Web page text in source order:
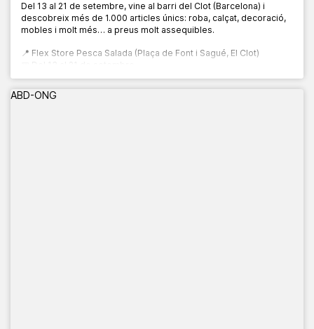
Del 13 al 21 de setembre, vine al barri del Clot (Barcelona) i
descobreix més de 1.000 articles únics: roba, calçat, decoració,
mobles i molt més… a preus molt assequibles.
📍 Flex Store Pesca Salada (Plaça de Font i Sagué, El Clot)
🕙 De 10:00 a 20:00 h
ABD-ONG